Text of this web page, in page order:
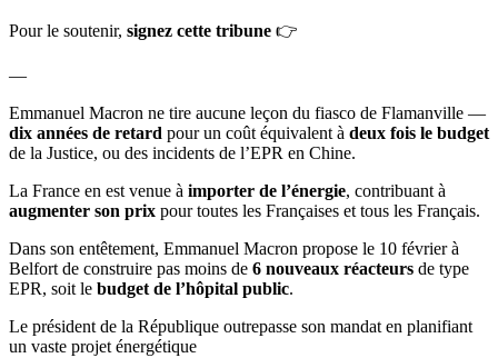
Pour le soutenir, signez cette tribune 👉
—
Emmanuel Macron ne tire aucune leçon du fiasco de Flamanville —
dix années de retard pour un coût équivalent à deux fois le budget
de la Justice, ou des incidents de l’EPR en Chine.
La France en est venue à importer de l’énergie, contribuant à
augmenter son prix pour toutes les Françaises et tous les Français.
Dans son entêtement, Emmanuel Macron propose le 10 février à
Belfort de construire pas moins de 6 nouveaux réacteurs de type
EPR, soit le budget de l’hôpital public.
Le président de la République outrepasse son mandat en planifiant
un vaste projet énergétique